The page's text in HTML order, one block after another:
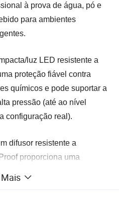
à prova de água, pó e
para ambientes
luz LED resistente a
proteção fiável contra
químicos e pode suportar a
pressão (até ao nível
configuração real).
difusor resistente a
proporciona uma
de estacionamento, túneis e
tornando-a num substituto